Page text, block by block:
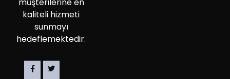
müşterilerine en
kaliteli hizmeti
sunmayı
hedeflemektedir.